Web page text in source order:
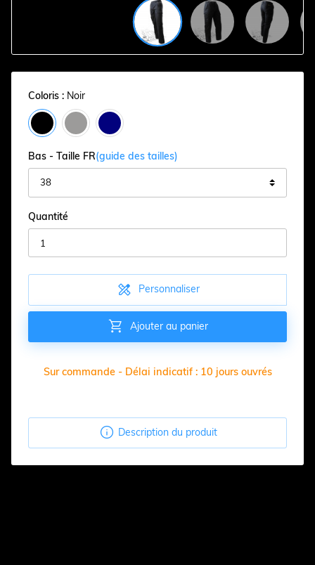
Coloris : Noir
Bas - Taille FR(guide des tailles)
Quantité
 Personnaliser
 Ajouter au panier
Sur commande - Délai indicatif : 10 jours ouvrés
 Description du produit